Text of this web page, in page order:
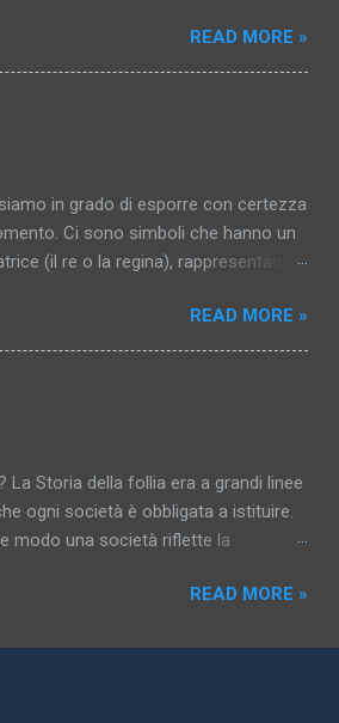
cristallizza..). 3. Il mondo vero,
una consolazione, un obbligo, un
l’idea sublimata,pallida, nordica,
a che ci potrebbe
READ MORE »
in grado di esporre con certezza
Ci sono simboli che hanno un
(il re o la regina), rappresentano i
e attività di interesse erotico; in
sorprendenti, e la più grande varietà
e rigidi, come tronchi e bastoni,
e forni rappresentano
sostituzioni, è immediatamente
READ MORE »
Storia della follia era a grandi linee
ogni società è obbligata a istituire.
modo una società riflette la
Storia della follia è la storia della
della Nascita della clinica , e
In una società le
READ MORE »